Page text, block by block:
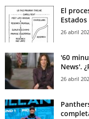
El
26 abril
'60
News'.
26 abril